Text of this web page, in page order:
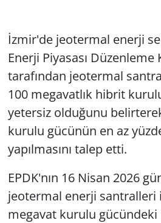
İzmir'de jeotermal enerji
Enerji Piyasası Düzenleme
tarafından jeotermal
100 megavatlık hibrit
yetersiz olduğunu
kurulu gücünün en az
yapılmasını talep etti.
EPDK'nın 16 Nisan 2026
jeotermal enerji santralleri
megavat kurulu